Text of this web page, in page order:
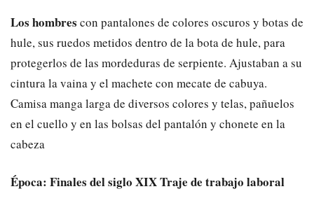
Los hombres con pantalones de colores oscuros y botas de
hule, sus ruedos metidos dentro de la bota de hule, para
protegerlos de las mordeduras de serpiente. Ajustaban a su
cintura la vaina y el machete con mecate de cabuya.
Camisa manga larga de diversos colores y telas, pañuelos
en el cuello y en las bolsas del pantalón y chonete en la
cabeza
Época: Finales del siglo XIX Traje de trabajo laboral